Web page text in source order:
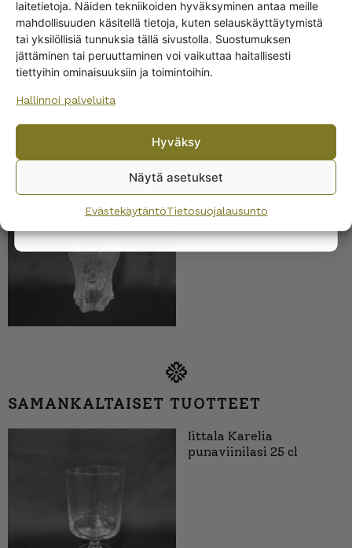
laitetietoja. Näiden tekniikoiden hyväksyminen antaa meille
mahdollisuuden käsitellä tietoja, kuten selauskäyttäytymistä
tai yksilöllisiä tunnuksia tällä sivustolla. Suostumuksen
jättäminen tai peruuttaminen voi vaikuttaa haitallisesti
tiettyihin ominaisuuksiin ja toimintoihin.
Hallinnoi palveluita
Hyväksy
Näytä asetukset
EvästekäytäntöTietosuojalausunto
Iittala Aslak snapsilasi 5
cl
Iittala Aslak olutlasi 40 cl
SAMANKALTAISET TUOTTEET
Iittala Karelia
punaviinilasi 25 cl
off?
Yes! I want the discount
By subscribing to the newsletter, you consent to receiving messages from
privacy policy.